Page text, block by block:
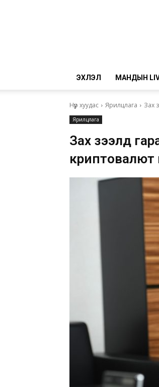
ЭХЛЭЛ МАНДЫН
Нүүр хуудас Ярилцлага Зах
Ярилцлага
Зах зээлд
криптовалют